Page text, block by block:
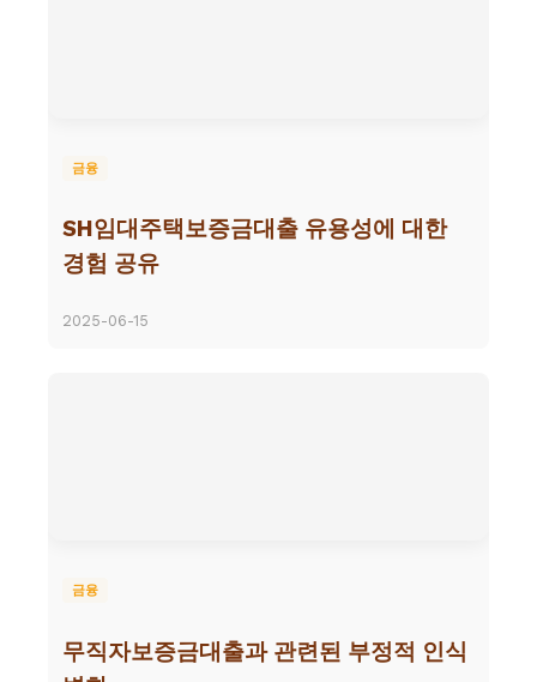
금융
SH임대주택보증금대출 유용성에 대한
경험 공유
2025-06-15
금융
무직자보증금대출과 관련된 부정적 인식